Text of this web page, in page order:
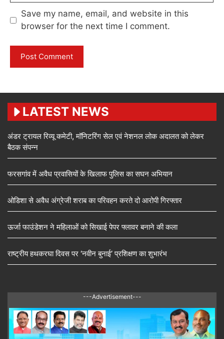
Save my name, email, and website in this
browser for the next time I comment.
LATEST NEWS
अंडर ट्रायल रिव्यू कमेटी, मॉनिटरिंग सेल एवं नेशनल लोक अदालत को लेकर
बैठक संपन्न
फरसगांव में अवैध प्रवासियों के खिलाफ पुलिस का सघन अभियान
ओडिशा से अवैध अंग्रेजी शराब का परिवहन करते दो आरोपी गिरफ्तार
ऊर्जा फाउंडेशन ने महिलाओं को सिखाई पेपर फ्लावर बनाने की कला
राष्ट्रीय हथकरघा दिवस पर ‘नवीन बुनाई’ प्रशिक्षण का शुभारंभ
---Advertisement---